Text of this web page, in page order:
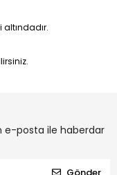
e-posta ile haberdar